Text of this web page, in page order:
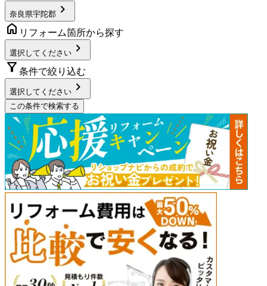
奈良県宇陀郡 chevron_right
home リフォーム箇所から探す
選択してください chevron_right
filter_alt 条件で絞り込む
選択してください chevron_right
この条件で検索する